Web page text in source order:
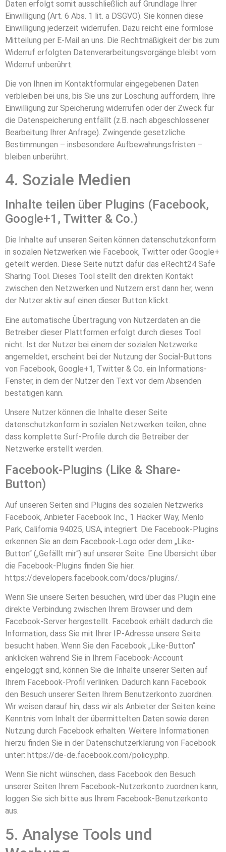
Daten erfolgt somit ausschließlich auf Grundlage Ihrer
Einwilligung (Art. 6 Abs. 1 lit. a DSGVO). Sie können diese
Einwilligung jederzeit widerrufen. Dazu reicht eine formlose
Mitteilung per E-Mail an uns. Die Rechtmäßigkeit der bis zum
Widerruf erfolgten Datenverarbeitungsvorgänge bleibt vom
Widerruf unberührt.
Die von Ihnen im Kontaktformular eingegebenen Daten
verbleiben bei uns, bis Sie uns zur Löschung auffordern, Ihre
Einwilligung zur Speicherung widerrufen oder der Zweck für
die Datenspeicherung entfällt (z.B. nach abgeschlossener
Bearbeitung Ihrer Anfrage). Zwingende gesetzliche
Bestimmungen – insbesondere Aufbewahrungsfristen –
bleiben unberührt.
4. Soziale Medien
Inhalte teilen über Plugins (Facebook,
Google+1, Twitter & Co.)
Die Inhalte auf unseren Seiten können datenschutzkonform
in sozialen Netzwerken wie Facebook, Twitter oder Google+
geteilt werden. Diese Seite nutzt dafür das eRecht24 Safe
Sharing Tool . Dieses Tool stellt den direkten Kontakt
zwischen den Netzwerken und Nutzern erst dann her, wenn
der Nutzer aktiv auf einen dieser Button klickt.
Eine automatische Übertragung von Nutzerdaten an die
Betreiber dieser Plattformen erfolgt durch dieses Tool
nicht. Ist der Nutzer bei einem der sozialen Netzwerke
angemeldet, erscheint bei der Nutzung der Social-Buttons
von Facebook, Google+1, Twitter & Co. ein Informations-
Fenster, in dem der Nutzer den Text vor dem Absenden
bestätigen kann.
Unsere Nutzer können die Inhalte dieser Seite
datenschutzkonform in sozialen Netzwerken teilen, ohne
dass komplette Surf-Profile durch die Betreiber der
Netzwerke erstellt werden.
Facebook-Plugins (Like & Share-
Button)
Auf unseren Seiten sind Plugins des sozialen Netzwerks
Facebook, Anbieter Facebook Inc., 1 Hacker Way, Menlo
Park, California 94025, USA, integriert. Die Facebook-Plugins
erkennen Sie an dem Facebook-Logo oder dem „Like-
Button“ („Gefällt mir“) auf unserer Seite. Eine Übersicht über
die Facebook-Plugins finden Sie hier:
https://developers.facebook.com/docs/plugins/
Wenn Sie unsere Seiten besuchen, wird über das Plugin eine
direkte Verbindung zwischen Ihrem Browser und dem
Facebook-Server hergestellt. Facebook erhält dadurch die
Information, dass Sie mit Ihrer IP-Adresse unsere Seite
besucht haben. Wenn Sie den Facebook „Like-Button“
anklicken während Sie in Ihrem Facebook-Account
eingeloggt sind, können Sie die Inhalte unserer Seiten auf
Ihrem Facebook-Profil verlinken. Dadurch kann Facebook
den Besuch unserer Seiten Ihrem Benutzerkonto zuordnen.
Wir weisen darauf hin, dass wir als Anbieter der Seiten keine
Kenntnis vom Inhalt der übermittelten Daten sowie deren
Nutzung durch Facebook erhalten. Weitere Informationen
hierzu finden Sie in der Datenschutzerklärung von Facebook
unter: https://de-de.facebook.com/policy.php.
Wenn Sie nicht wünschen, dass Facebook den Besuch
unserer Seiten Ihrem Facebook-Nutzerkonto zuordnen kann,
loggen Sie sich bitte aus Ihrem Facebook-Benutzerkonto
aus.
5. Analyse Tools und